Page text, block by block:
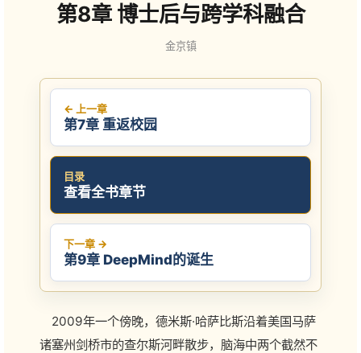
第8章 博士后与跨学科融合
金京镇
← 上一章
第7章 重返校园
目录
查看全书章节
下一章 →
第9章 DeepMind的诞生
2009年一个傍晚，德米斯·哈萨比斯沿着美国马萨
诸塞州剑桥市的查尔斯河畔散步，脑海中两个截然不